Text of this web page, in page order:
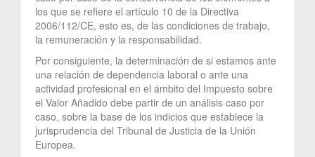
los que se refiere el artículo 10 de la Directiva
2006/112/CE, esto es, de las condiciones de trabajo,
la remuneración y la responsabilidad.
Por consiguiente, la determinación de si estamos ante
una relación de dependencia laboral o ante una
actividad profesional en el ámbito del Impuesto sobre
el Valor Añadido debe partir de un análisis caso por
caso, sobre la base de los indicios que establece la
jurisprudencia del Tribunal de Justicia de la Unión
Europea.